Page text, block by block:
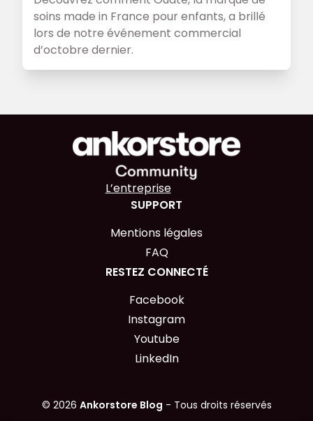
soins made in France pour enfants, a brillé
lors de notre événement commercial
d’octobre dernier.
L’entreprise
SUPPORT
Mentions légales
FAQ
RESTEZ CONNECTÉ
Facebook
Instagram
Youtube
LinkedIn
© 2026 Ankorstore Blog - Tous droits réservés